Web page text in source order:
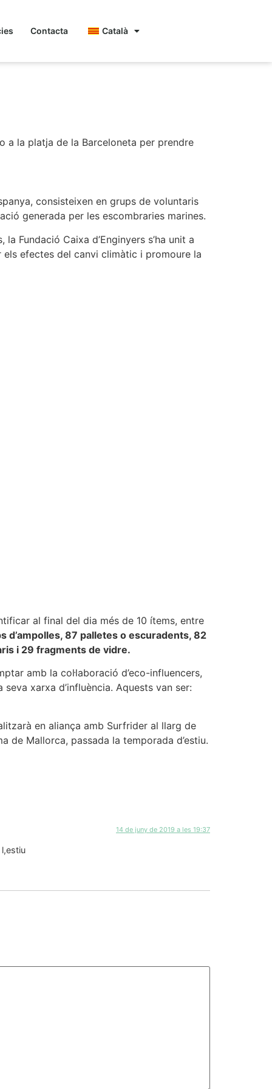
Contacta Català
a la platja de la Barceloneta per prendre
consisteixen en grups de voluntaris
generada per les escombraries marines.
Fundació Caixa d’Enginyers s’ha unit a
efectes del canvi climàtic i promoure la
al final del dia més de 10 ítems, entre
87 palletes o escuradents, 82
i 29 fragments de vidre.
amb la col·laboració d’eco-influencers,
xarxa d’influència. Aquests van ser:
en aliança amb Surfrider al llarg de
de Mallorca, passada la temporada d’estiu.
14 de juny de 2019 a les 19:37